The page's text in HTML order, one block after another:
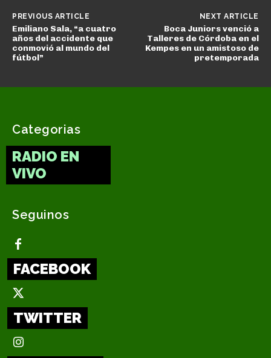
PREVIOUS ARTICLE
Emiliano Sala, “a cuatro
años del accidente que
conmovió al mundo del
fútbol”
NEXT ARTICLE
Boca Juniors venció a
Talleres de Córdoba en el
Kempes en un amistoso de
pretemporada
Categorias
RADIO EN
VIVO
Seguinos
FACEBOOK
TWITTER